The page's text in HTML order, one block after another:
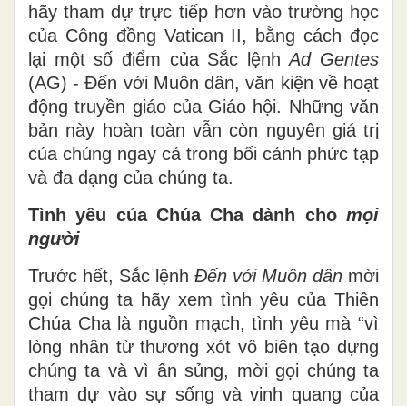
hãy tham dự trực tiếp hơn vào trường học
của Công đồng Vatican II, bằng cách đọc
lại một số điểm của Sắc lệnhAd Gentes
(AG) - Đến với Muôn dân, văn kiện về hoạt
động truyền giáo của Giáo hội. Những văn
bản này hoàn toàn vẫn còn nguyên giá trị
của chúng ngay cả trong bối cảnh phức tạp
và đa dạng của chúng ta.
Tình yêu của Chúa Cha dành cho mọi
người
Trước hết, Sắc lệnh Đến với Muôn dân mời
gọi chúng ta hãy xem tình yêu của Thiên
Chúa Cha là nguồn mạch, tình yêu mà “vì
lòng nhân từ thương xót vô biên tạo dựng
chúng ta và vì ân sủng, mời gọi chúng ta
tham dự vào sự sống và vinh quang của